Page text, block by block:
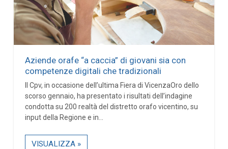
Aziende orafe “a caccia” di giovani sia con
competenze digitali che tradizionali
Il Cpv, in occasione dell’ultima Fiera di VicenzaOro dello
scorso gennaio, ha presentato i risultati dell’indagine
condotta su 200 realtà del distretto orafo vicentino, su
input della Regione e in...
VISUALIZZA »